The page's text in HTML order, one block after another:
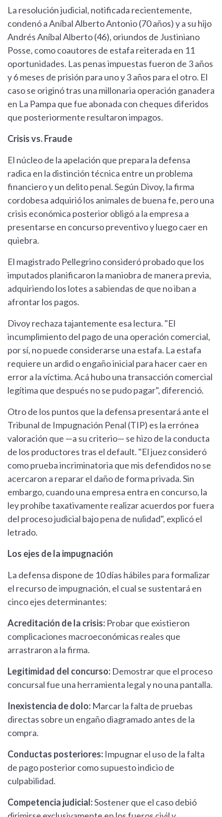
La resolución judicial, notificada recientemente,
condenó a Aníbal Alberto Antonio (70 años) y a su hijo
Andrés Aníbal Alberto (46), oriundos de Justiniano
Posse, como coautores de estafa reiterada en 11
oportunidades. Las penas impuestas fueron de 3 años
y 6 meses de prisión para uno y 3 años para el otro. El
caso se originó tras una millonaria operación ganadera
en La Pampa que fue abonada con cheques diferidos
que posteriormente resultaron impagos.
Crisis vs. Fraude
El núcleo de la apelación que prepara la defensa
radica en la distinción técnica entre un problema
financiero y un delito penal. Según Divoy, la firma
cordobesa adquirió los animales de buena fe, pero una
crisis económica posterior obligó a la empresa a
presentarse en concurso preventivo y luego caer en
quiebra.
El magistrado Pellegrino consideró probado que los
imputados planificaron la maniobra de manera previa,
adquiriendo los lotes a sabiendas de que no iban a
afrontar los pagos.
Divoy rechaza tajantemente esa lectura. "El
incumplimiento del pago de una operación comercial,
por sí, no puede considerarse una estafa. La estafa
requiere un ardid o engaño inicial para hacer caer en
error a la víctima. Acá hubo una transacción comercial
legítima que después no se pudo pagar", diferenció.
Otro de los puntos que la defensa presentará ante el
Tribunal de Impugnación Penal (TIP) es la errónea
valoración que —a su criterio— se hizo de la conducta
de los productores tras el default. "El juez consideró
como prueba incriminatoria que mis defendidos no se
acercaron a reparar el daño de forma privada. Sin
embargo, cuando una empresa entra en concurso, la
ley prohíbe taxativamente realizar acuerdos por fuera
del proceso judicial bajo pena de nulidad", explicó el
letrado.
Los ejes de la impugnación
La defensa dispone de 10 días hábiles para formalizar
el recurso de impugnación, el cual se sustentará en
cinco ejes determinantes:
Acreditación de la crisis: Probar que existieron
complicaciones macroeconómicas reales que
arrastraron a la firma.
Legitimidad del concurso: Demostrar que el proceso
concursal fue una herramienta legal y no una pantalla.
Inexistencia de dolo: Marcar la falta de pruebas
directas sobre un engaño diagramado antes de la
compra.
Conductas posteriores: Impugnar el uso de la falta
de pago posterior como supuesto indicio de
culpabilidad.
Competencia judicial:Sostener que el caso debió